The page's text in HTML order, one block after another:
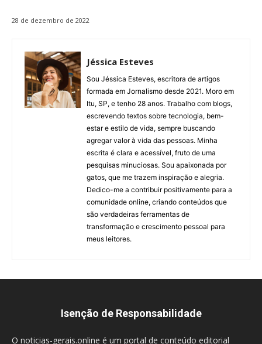
28 de dezembro de 2022
Jéssica Esteves
Sou Jéssica Esteves, escritora de artigos
formada em Jornalismo desde 2021. Moro em
Itu, SP, e tenho 28 anos. Trabalho com blogs,
escrevendo textos sobre tecnologia, bem-
estar e estilo de vida, sempre buscando
agregar valor à vida das pessoas. Minha
escrita é clara e acessível, fruto de uma
pesquisas minuciosas. Sou apaixonada por
gatos, que me trazem inspiração e alegria.
Dedico-me a contribuir positivamente para a
comunidade online, criando conteúdos que
são verdadeiras ferramentas de
transformação e crescimento pessoal para
meus leitores.
Isenção de Responsabilidade
O noticias-gerais.online é um portal de conteúdo editorial